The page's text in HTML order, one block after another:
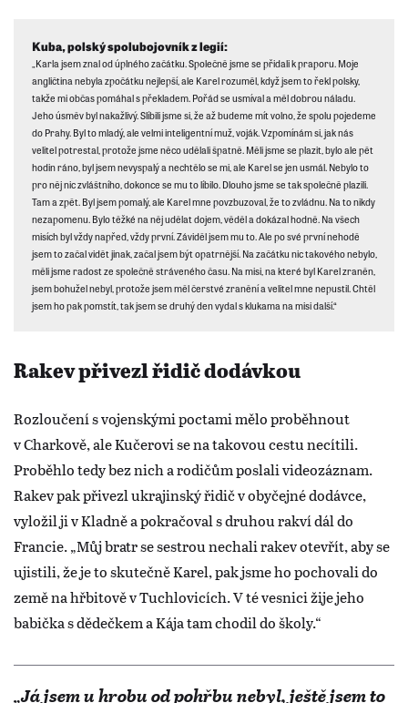
Kuba, polský spolubojovník z legií:
„Karla jsem znal od úplného začátku. Společně jsme se přidali k praporu. Moje
angličtina nebyla zpočátku nejlepší, ale Karel rozuměl, když jsem to řekl polsky,
takže mi občas pomáhal s překladem. Pořád se usmíval a měl dobrou náladu.
Jeho úsměv byl nakažlivý. Slíbili jsme si, že až budeme mít volno, že spolu pojedeme
do Prahy. Byl to mladý, ale velmi inteligentní muž, voják. Vzpomínám si, jak nás
velitel potrestal, protože jsme něco udělali špatně. Měli jsme se plazit, bylo ale pět
hodin ráno, byl jsem nevyspalý a nechtělo se mi, ale Karel se jen usmál. Nebylo to
pro něj nic zvláštního, dokonce se mu to líbilo. Dlouho jsme se tak společně plazili.
Tam a zpět. Byl jsem pomalý, ale Karel mne povzbuzoval, že to zvládnu. Na to nikdy
nezapomenu. Bylo těžké na něj udělat dojem, věděl a dokázal hodně. Na všech
misích byl vždy napřed, vždy první. Záviděl jsem mu to. Ale po své první nehodě
jsem to začal vidět jinak, začal jsem být opatrnější. Na začátku nic takového nebylo,
měli jsme radost ze společně stráveného času. Na misi, na které byl Karel zraněn,
jsem bohužel nebyl, protože jsem měl čerstvé zranění a velitel mne nepustil. Chtěl
jsem ho pak pomstít, tak jsem se druhý den vydal s klukama na misi další.“
Rakev přivezl řidič dodávkou
Rozloučení s vojenskými poctami mělo proběhnout
v Charkově, ale Kučerovi se na takovou cestu necítili.
Proběhlo tedy bez nich a rodičům poslali videozáznam.
Rakev pak přivezl ukrajinský řidič v obyčejné dodávce,
vyložil ji v Kladně a pokračoval s druhou rakví dál do
Francie. „Můj bratr se sestrou nechali rakev otevřít, aby se
ujistili, že je to skutečně Karel, pak jsme ho pochovali do
země na hřbitově v Tuchlovicích. V té vesnici žije jeho
babička s dědečkem a Kája tam chodil do školy.“
„Já jsem u hrobu od pohřbu nebyl, ještě jsem to